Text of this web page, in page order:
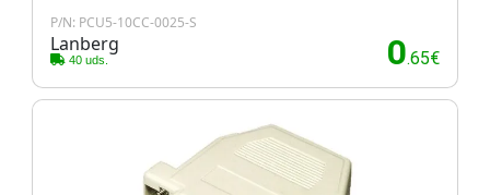
P/N: PCU5-10CC-0025-S
Lanberg
40 uds. 0.65€